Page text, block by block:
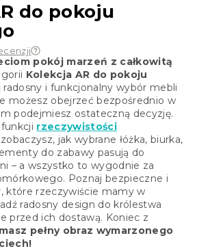
do pokoju
pokój marzeń z całkowitą
Kolekcja AR do pokoju
radosny i funkcjonalny wybór mebli
możesz obejrzeć bezpośrednio w
podejmiesz ostateczną decyzję.
rzeczywistości
zobaczysz, jak wybrane łóżka, biurka,
do zabawy pasują do
– a wszystko to wygodnie za
Poznaj bezpieczne i
które rzeczywiście mamy w
radosny design do królestwa
przed ich dostawą. Koniec z
pełny obraz wymarzonego